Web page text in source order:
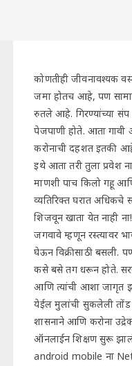
कोणतीही जीवनावश्यक
जमा होतच आहे, पण
रुतले आहे. गिरण्यांच्या संप
पेजपाणी होते. आता गावी
करोनाची दहशत इतकी
इथे आता तरी तुला प्रवेश
माणशी पाच किलो गहू
व्यतिरिक्त घरात अधिकचे
शिजवून खाता येत नाही
जगवावे म्हणून रस्त्यावर
घेऊन विक्रीसाठी बसली.
कसे बसे तग धरून होते.
आणि त्यांची आशा जागृत
येईल मुलांची सुकलेली तोंड
शासनाने आणि करोना
ऑनलाईन शिक्षण सुरू झालं
android mobile ना